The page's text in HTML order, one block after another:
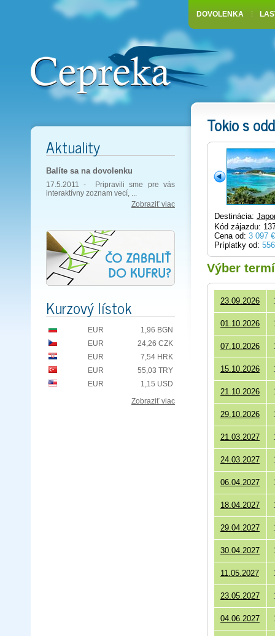
Tokio s
Destinácia:
Kód zájazdu:
Cena od: 3 097 €
Príplatky od:
Výber
23.09.2026
01.10.2026
07.10.2026
15.10.2026
21.10.2026
29.10.2026
21.03.2027
24.03.2027
06.04.2027
18.04.2027
29.04.2027
30.04.2027
11.05.2027
23.05.2027
04.06.2027
Aktuality
Balíte sa na dovolenku
17.5.2011 - Pripravili sme pre vás
interaktívny zoznam vecí, ...
Zobraziť viac
Kurzový lístok
EUR
1,96 BGN
EUR
24,26 CZK
EUR
7,54 HRK
EUR
55,03 TRY
EUR
1,15 USD
Zobraziť viac
DOVOLENKA